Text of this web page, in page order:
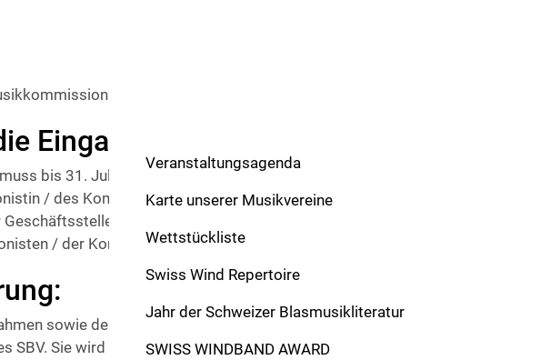
Veranstaltungsagenda
Karte unserer Musikvereine
Wettstückliste
Swiss Wind Repertoire
Jahr der Schweizer Blasmusikliteratur
SWISS WINDBAND AWARD
des SBV
Eingabe:
bis 31. Juli 2026 auf der Geschäftsstelle des SBV eingereicht werden. Der
/ des Komponisten darf auf der eingereichten Partitur nicht ersichtlich sein,
bekannt sein. Die Geschäftsstelle ordnet den Namen mit einem
/ der Komponistin zu.
sowie der Termin für die Uraufführung des Werkes liegen in der
SBV. Sie wird voraussichtlich im Jahr 2027 anlässlich eines Anlasses (z. B. im